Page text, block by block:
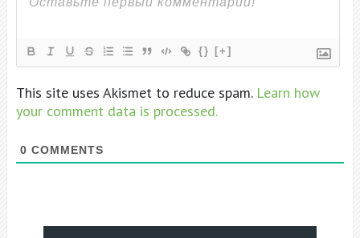
{} [+]
This site uses Akismet to reduce spam. Learn how
your comment data is processed.
0 COMMENTS